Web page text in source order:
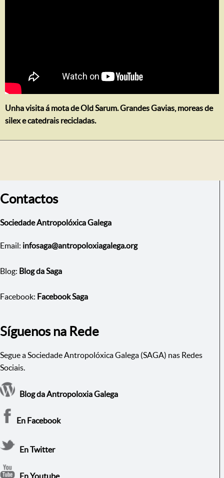
Unha visita á mota de Old Sarum. Grandes Gavias, moreas de
silex e catedrais recicladas.
Contactos
Sociedade Antropolóxica Galega
Email: infosaga@antropoloxiagalega.org
Blog: Blog da Saga
Facebook: Facebook Saga
Síguenos na Rede
Segue a Sociedade Antropolóxica Galega (SAGA) nas Redes
Sociais.
Blog da Antropoloxia Galega
En Facebook
En Twitter
En Youtube